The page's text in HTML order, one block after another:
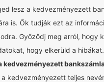
lesz a kedvezményezett
is. Ők tudják ezt az
Győződj meg arról, hogy
hogy elkerüld a hibákat.
kedvezményezett
kedvezményezett teljes